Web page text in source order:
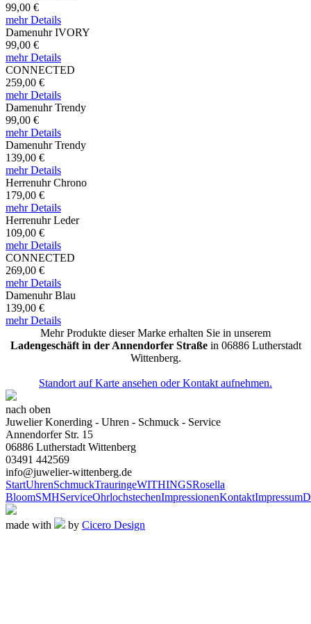
99,00 €
mehr Details
Damenuhr IVORY
99,00 €
mehr Details
CONNECTED
259,00 €
mehr Details
Damenuhr Trendy
99,00 €
mehr Details
Damenuhr Trendy
139,00 €
mehr Details
Herrenuhr Chrono
179,00 €
mehr Details
Herrenuhr Leder
109,00 €
mehr Details
CONNECTED
269,00 €
mehr Details
Damenuhr Blau
139,00 €
mehr Details
Mehr Produkte dieser Marke erhalten Sie in unserem
Ladengeschäft in der Annendorfer Straßein 06886 Lutherstadt
Wittenberg.
Standort auf Karte ansehen oder Kontakt aufnehmen.
nach oben
Juwelier Konerding - Uhren - Schmuck - Service
Annendorfer Str. 15
06886 Lutherstadt Wittenberg
03491 442569
info@juwelier-wittenberg.de
StartUhrenSchmuckTrauringeWITHINGSRosella
BloomSMHServiceOhrlochstechenImpressionenKontaktImpressum
made with by Cicero Design